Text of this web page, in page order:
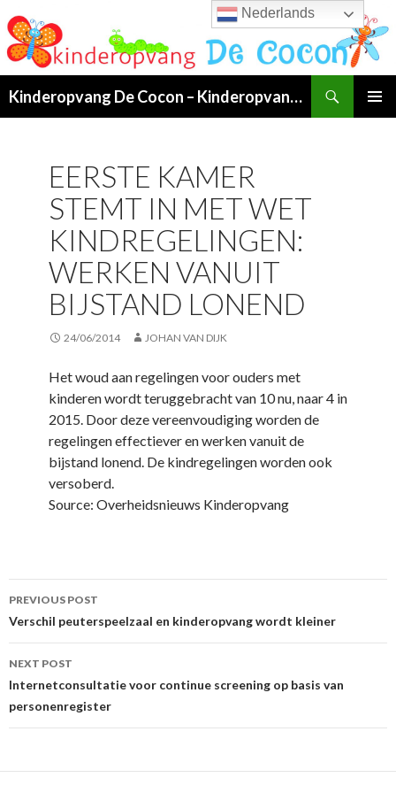
Kinderopvang De Cocon – Kinderopvang van 07:00 tot 19:00 uur in Klundert!
EERSTE KAMER
STEMT IN MET WET
KINDREGELINGEN:
WERKEN VANUIT
BIJSTAND LONEND
24/06/2014 JOHAN VAN DIJK
Het woud aan regelingen voor ouders met
kinderen wordt teruggebracht van 10 nu, naar 4 in
2015. Door deze vereenvoudiging worden de
regelingen effectiever en werken vanuit de
bijstand lonend. De kindregelingen worden ook
versoberd.
Source: Overheidsnieuws Kinderopvang
Post
navigation
PREVIOUS POST
Verschil peuterspeelzaal en kinderopvang wordt kleiner
NEXT POST
Internetconsultatie voor continue screening op basis van
personenregister
Nederlands